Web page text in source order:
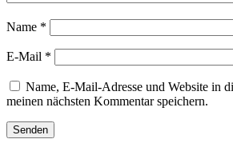
Name *
E-Mail *
Name, E-Mail-Adresse und Website in
meinen nächsten Kommentar speichern.